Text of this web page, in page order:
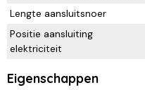
Lengte aansluitsnoer
Positie aansluiting
elektriciteit
Eigenschappen